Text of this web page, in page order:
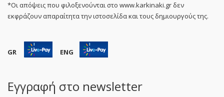
*Οι απόψεις που φιλοξενούνται στο www.karkinaki.gr δεν
εκφράζουν απαραίτητα την ιστοσελίδα και τους δημιουργούς της.
GR ENG
Εγγραφή στο newsletter